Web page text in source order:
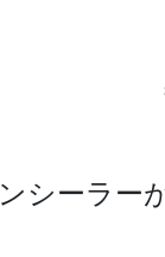
シーラ